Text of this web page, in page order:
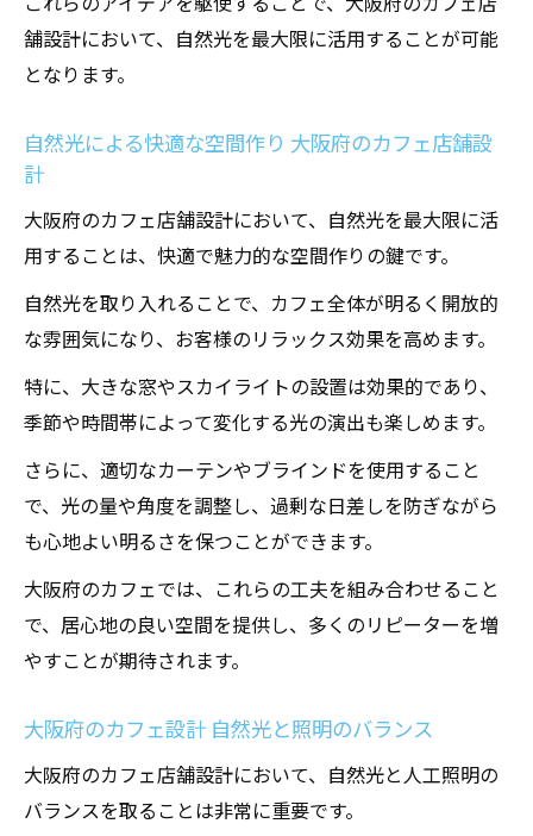
舗設計において、自然光を最大限に活用することが可能
となります。
自然光による快適な空間作り 大阪府のカフェ店舗設
計
大阪府のカフェ店舗設計において、自然光を最大限に活
用することは、快適で魅力的な空間作りの鍵です。
自然光を取り入れることで、カフェ全体が明るく開放的
な雰囲気になり、お客様のリラックス効果を高めます。
特に、大きな窓やスカイライトの設置は効果的であり、
季節や時間帯によって変化する光の演出も楽しめます。
さらに、適切なカーテンやブラインドを使用すること
で、光の量や角度を調整し、過剰な日差しを防ぎながら
も心地よい明るさを保つことができます。
大阪府のカフェでは、これらの工夫を組み合わせること
で、居心地の良い空間を提供し、多くのリピーターを増
やすことが期待されます。
大阪府のカフェ設計 自然光と照明のバランス
大阪府のカフェ店舗設計において、自然光と人工照明の
バランスを取ることは非常に重要です。